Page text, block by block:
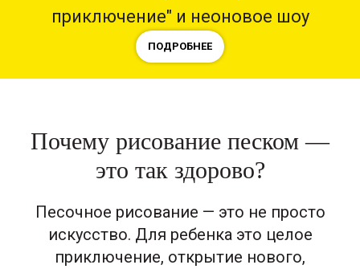
приключение" и неоновое шоу
ПОДРОБНЕЕ
Почему рисование песком —
это так здорово?
Песочное рисование — это не просто
искусство. Для ребенка это целое
приключение, открытие нового,